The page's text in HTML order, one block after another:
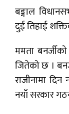
बङ्गाल
दुई तिहाई
ममता
जितेको छ ।
राजीनामा
नयाँ सरकार